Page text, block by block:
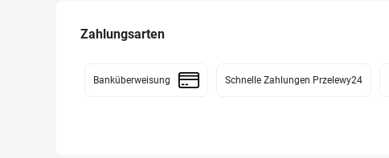
Zahlungsarten
Banküberweisung Schnelle Zahlungen Przelewy24